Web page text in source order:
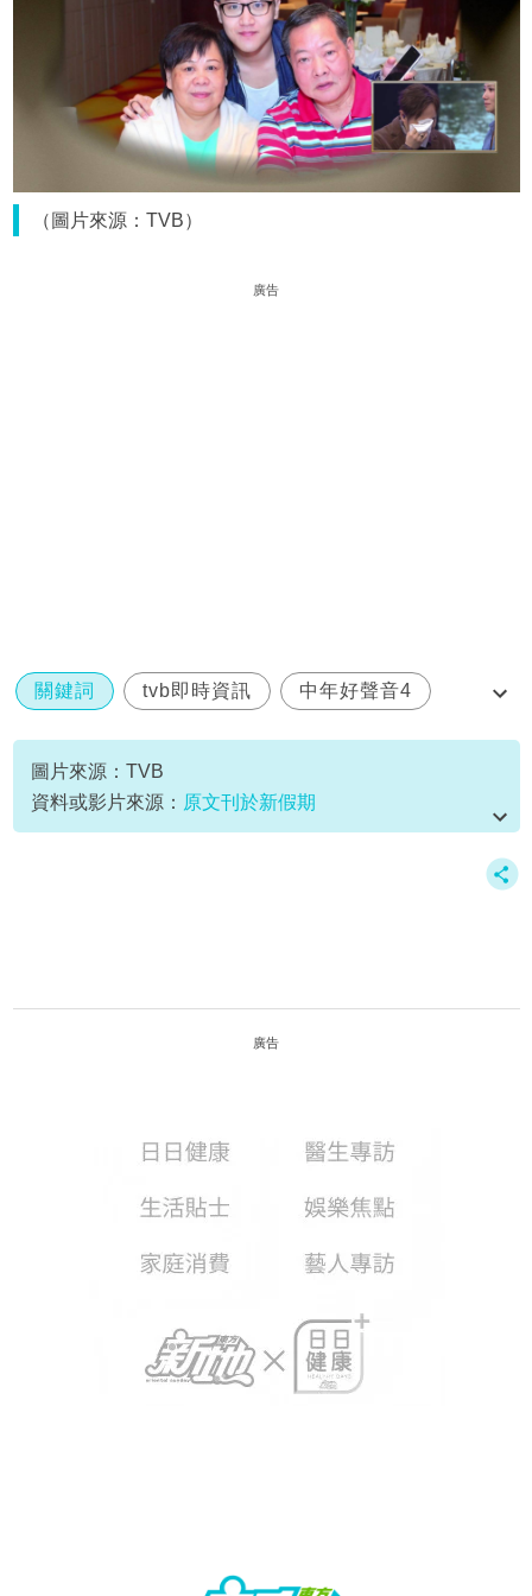
（圖片來源：TVB）
廣告
關鍵詞 tvb即時資訊 中年好聲音4
家庭關係
陳旭培
圖片來源：TVB
資料或影片來源： 原文刊於新假期
廣告